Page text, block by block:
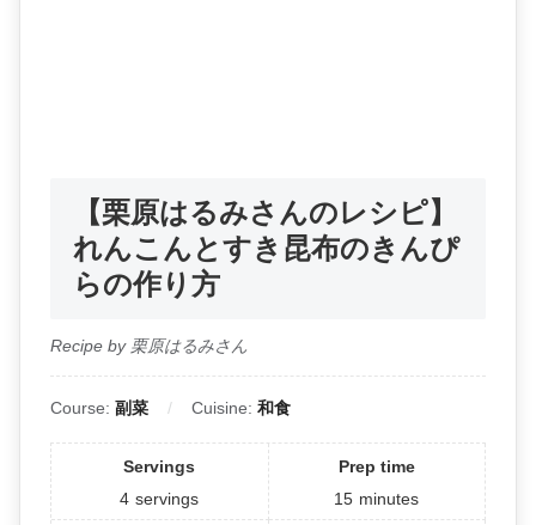
【栗原はるみさんのレシピ】
れんこんとすき昆布のきんぴ
らの作り方
Recipe by 栗原はるみさん
Course: 副菜 Cuisine: 和食
Servings
4 servings
Prep time
15 minutes